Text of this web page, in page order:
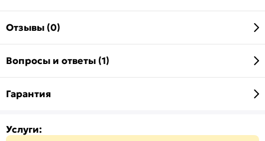
Отзывы (0)
Вопросы и ответы (1)
Гарантия
Услуги: